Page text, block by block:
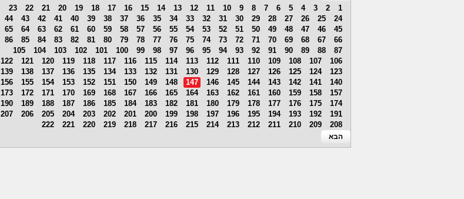
1
2
3
4
5
6
7
8
9
10
11
12
13
14
15
16
17
18
19
20
21
22
23
24
25
26
27
28
29
30
31
32
33
34
35
36
37
38
39
40
41
42
43
44
45
46
47
48
49
50
51
52
53
54
55
56
57
58
59
60
61
62
63
64
65
66
67
68
69
70
71
72
73
74
75
76
77
78
79
80
81
82
83
84
85
86
87
88
89
90
91
92
93
94
95
96
97
98
99
100
101
102
103
104
105
106
107
108
109
110
111
112
113
114
115
116
117
118
119
120
121
122
123
124
125
126
127
128
129
130
131
132
133
134
135
136
137
138
139
140
141
142
143
144
145
146
147
148
149
150
151
152
153
154
155
156
157
158
159
160
161
162
163
164
165
166
167
168
169
170
171
172
173
174
175
176
177
178
179
180
181
182
183
184
185
186
187
188
189
190
191
192
193
194
195
196
197
198
199
200
201
202
203
204
205
206
207
208
209
210
211
212
213
214
215
216
217
218
219
220
221
222
הבא